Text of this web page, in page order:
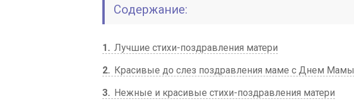
Содержание:
1
Лучшие стихи-поздравления матери
2
Красивые до слез поздравления маме с Днем Мамы
3
Нежные и красивые стихи-поздравления матери